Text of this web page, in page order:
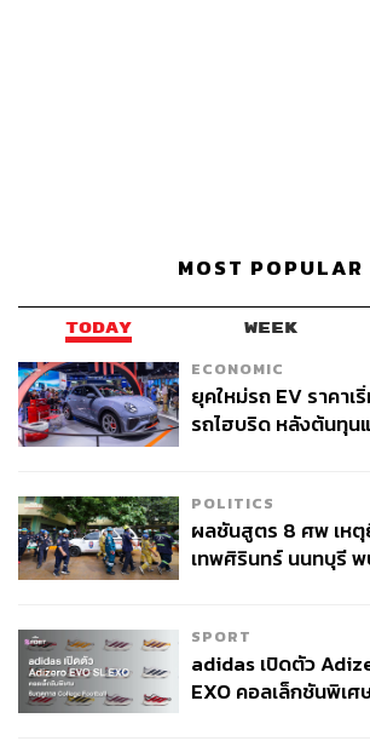
MOST POPULAR
TODAY WEEK
ECONOMIC
ยุคใหม่รถ EV ราคาเ
รถไฮบริด หลังต้นทุน
POLITICS
ผลชันสูตร 8 ศพ เหตุ
เทพศิรินทร์ นนทบุรี พ
SPORT
adidas เปิดตัว
EXO คอลเล็กชันพิเ